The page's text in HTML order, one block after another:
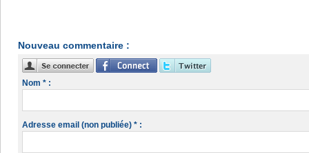
Nouveau commentaire :
Nom * :
Adresse email (non publiée) * :